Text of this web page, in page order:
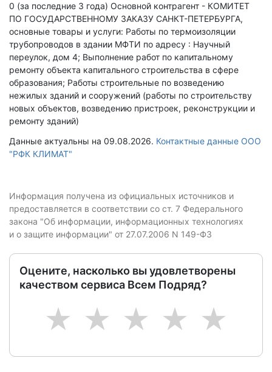
0 (за последние 3 года) Основной контрагент - КОМИТЕТ
ПО ГОСУДАРСТВЕННОМУ ЗАКАЗУ САНКТ-ПЕТЕРБУРГА,
основные товары и услуги: Работы по термоизоляции
трубопроводов в здании МФТИ по адресу : Научный
переулок, дом 4; Выполнение работ по капитальному
ремонту объекта капитального строительства в сфере
образования; Работы строительные по возведению
нежилых зданий и сооружений (работы по строительству
новых объектов, возведению пристроек, реконструкции и
ремонту зданий)
Данные актуальны на 09.08.2026. Контактные данные ООО
"РФК КЛИМАТ"
Информация получена из официальных источников и
предоставляется в соответствии со ст. 7 Федерального
закона "Об информации, информационных технологиях
и о защите информации" от 27.07.2006 N 149-ФЗ
Оцените, насколько вы удовлетворены
качеством сервиса Всем Подряд?
5
4
3
2
1